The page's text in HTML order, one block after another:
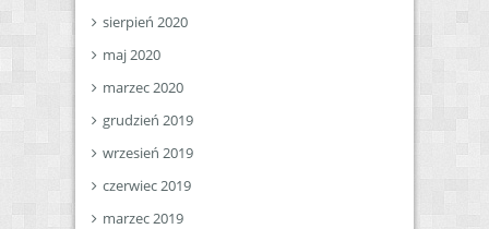
sierpień 2020
maj 2020
marzec 2020
grudzień 2019
wrzesień 2019
czerwiec 2019
marzec 2019